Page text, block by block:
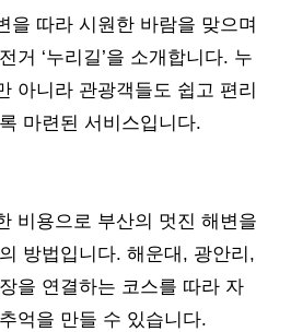
을 따라 시원한 바람을 맞으며
거 ‘누리길’을 소개합니다. 누
아니라 관광객들도 쉽고 편리
마련된 서비스입니다.
비용으로 부산의 멋진 해변을
방법입니다. 해운대, 광안리,
을 연결하는 코스를 따라 자
억을 만들 수 있습니다.